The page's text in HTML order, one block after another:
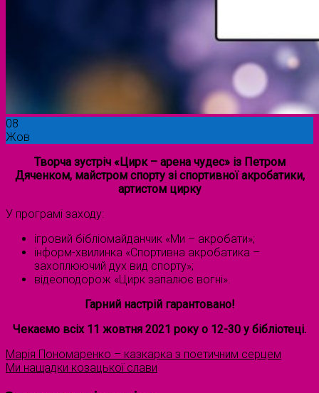
08
Жов
Творча зустріч «Цирк – арена чудес» із Петром
Дяченком, майстром спорту зі спортивної акробатики,
артистом цирку
У програмі заходу:
ігровий бібліомайданчик «Ми – акробати»;
інформ-хвилинка «Спортивна акробатика –
захоплюючий дух вид спорту»;
відеоподорож «Цирк запалює вогні».
Гарний настрій гарантовано!
Чекаємо всіх 11 жовтня 2021 року о 12-30 у бібліотеці.
Марія Пономаренко – казкарка з поетичним серцем
Ми нащадки козацької слави